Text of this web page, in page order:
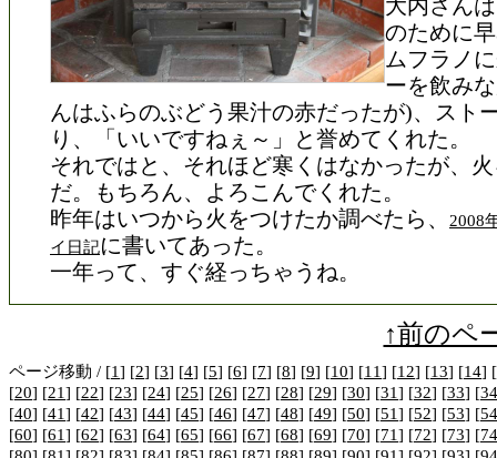
大内さん
のために
ムフラノ
ーを飲み
んはふらのぶどう果汁の赤だったが)、スト
り、「いいですねぇ～」と誉めてくれた。
それではと、それほど寒くはなかったが、
だ。もちろん、よろこんでくれた。
昨年はいつから火をつけたか調べたら、
2008
イ日記に書いてあった。
一年って、すぐ経っちゃうね。
↑前のペ
ページ移動 / [1] [2] [3] [4] [5] [6] [7] [8] [9] [10] [11] [12] [13] [14] [
[20] [21] [22] [23] [24] [25] [26] [27] [28] [29] [30] [31] [32] [33] [34
[40] [41] [42] [43] [44] [45] [46] [47] [48] [49] [50] [51] [52] [53] [54
[60] [61] [62] [63] [64] [65] [66] [67] [68] [69] [70] [71] [72] [73] [74